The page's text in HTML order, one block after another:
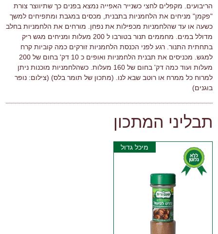
הריבועים. מקפלים לחצי כשנייר האפייה נמצא בפנים כך שתיווצר צורת
"פקמן" מניחים את הלחמניות בתבנית, מכסים במגבת ומתפיחים למשך
כשעה או עד שהלחמניות מכפילות את נפחן. מורחים את הלחמניות בחלב
מדולל במים. מחממים תנור בטורבו ל 200 מעלות ומניחים מגש ריק
בתחתית התנור. רגע לפני הכנסת הלחמניות זורקים כמה קוביות קרח
למגש. מכניסים את תבנית הלחמניות ואופים כ 10 דק' בחום של 200
מעלות ועוד כמה דק' בחום של 160 מעלות. כשהלחמניות מוכנות ניתן
למרוח כל ממרח או רוטב שבא לנו. (מתכון של תומר בלס) (צילום: נופר
בוגנים)
תבליני המתכון
מיכל גדול